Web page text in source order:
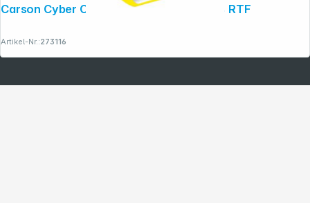
Carson Cyber Copter Rescue 2,4G 100% RTF
Artikel-Nr.:273116